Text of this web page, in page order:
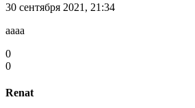
30 сентября 2021, 21:34
aaaa
0
0
Renat